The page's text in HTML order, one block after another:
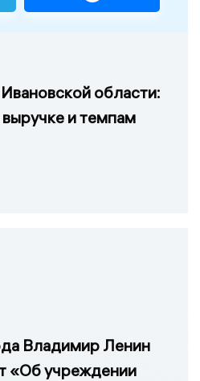
области:
и темпам
Владимир Ленин
«Об учреждении